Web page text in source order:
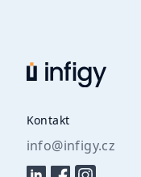
Kontakt
info@infigy.cz